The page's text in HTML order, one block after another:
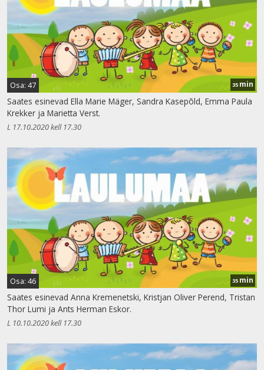
Osa: 47 35 min
Saates esinevad Ella Marie Mäger, Sandra Kasepõld, Emma Paula
Krekker ja Marietta Verst.
L 17.10.2020 kell 17.30
Osa: 46 35 min
Saates esinevad Anna Kremenetski, Kristjan Oliver Perend, Tristan
Thor Lumi ja Ants Herman Eskor.
L 10.10.2020 kell 17.30